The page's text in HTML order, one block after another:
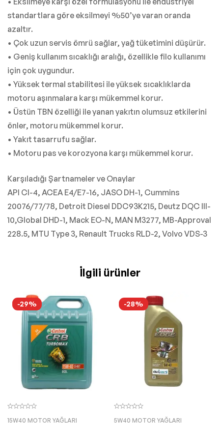
standartlara göre eksilmeyi %50’ye varan oranda
azaltır.
• Çok uzun servis ömrü sağlar, yağ tüketimini düşürür.
• Geniş kullanım sıcaklığı aralığı, özellikle filo kullanımı
için çok uygundur.
• Yüksek termal stabilitesi ile yüksek sıcaklıklarda
motoru aşınmalara karşı mükemmel korur.
• Üstün TBN özelliği ile yanan yakıtın olumsuz etkilerini
önler, motoru mükemmel korur.
• Yakıt tasarrufu sağlar.
• Motoru pas ve korozyona karşı mükemmel korur.
Karşıladığı Şartnameler ve Onaylar
API CI-4, ACEA E4/E7-16, JASO DH-1, Cummins
20076/77/78, Detroit Diesel DDC93K215, Deutz DQC III-
10,Global DHD-1, Mack EO-N, MAN M3277, MB-Approval
228.5, MTU Type 3, Renault Trucks RLD-2, Volvo VDS-3
İlgili ürünler
-29%
15W40 MOTOR YAĞLARI
-28%
5W40 MOTOR YAĞLARI